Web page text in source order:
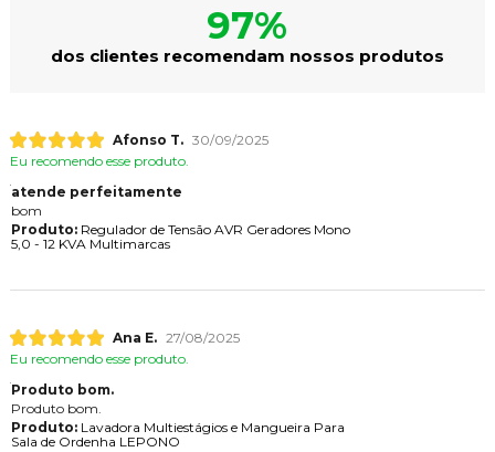
97%
dos clientes recomendam nossos produtos
Afonso T. 30/09/2025
Eu recomendo esse produto.
atende perfeitamente
bom
Produto:Regulador de Tensão AVR Geradores Mono
5,0 - 12 KVA Multimarcas
Ana E. 27/08/2025
Eu recomendo esse produto.
Produto bom.
Produto bom.
Produto:Lavadora Multiestágios e Mangueira Para
Sala de Ordenha LEPONO